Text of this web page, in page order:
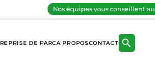
Nos équipes vous conseillent au
REPRISE DE PARCA PROPOSCONTACT 